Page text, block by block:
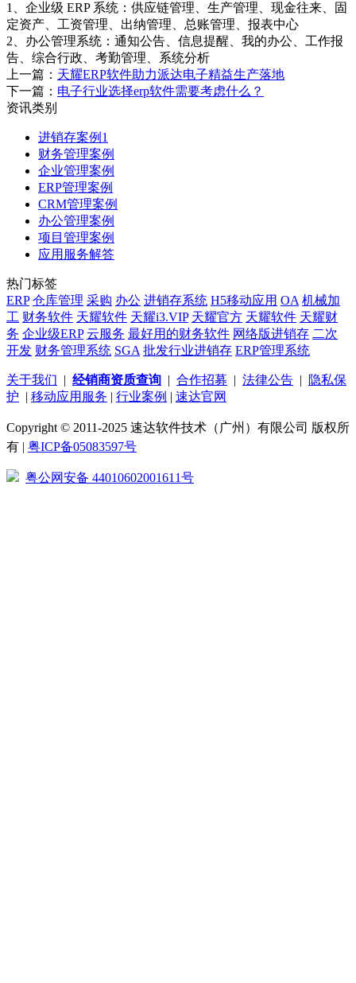
1、企业级 ERP 系统：供应链管理、生产管理、现金往来、固
定资产、工资管理、出纳管理、总账管理、报表中心
2、办公管理系统：通知公告、信息提醒、我的办公、工作报
告、综合行政、考勤管理、系统分析
上一篇： 天耀ERP软件助力派达电子精益生产落地
下一篇： 电子行业选择erp软件需要考虑什么？
资讯类别
进销存案例1
财务管理案例
企业管理案例
ERP管理案例
CRM管理案例
办公管理案例
项目管理案例
应用服务解答
热门标签
ERP 仓库管理 采购 办公 进销存系统 H5移动应用 OA 机械加
工 财务软件 天耀软件 天耀i3.VIP 天耀官方 天耀软件 天耀财
务 企业级ERP 云服务 最好用的财务软件 网络版进销存 二次
开发 财务管理系统 SGA 批发行业进销存 ERP管理系统
关于我们 | 经销商资质查询 | 合作招募 | 法律公告 |
隐私保
护 | 移动应用服务 | 行业案例 | 速达官网
Copyright © 2011-2025 速达软件技术（广州）有限公司 版权所
有 | 粤ICP备05083597号
粤公网安备 44010602001611号